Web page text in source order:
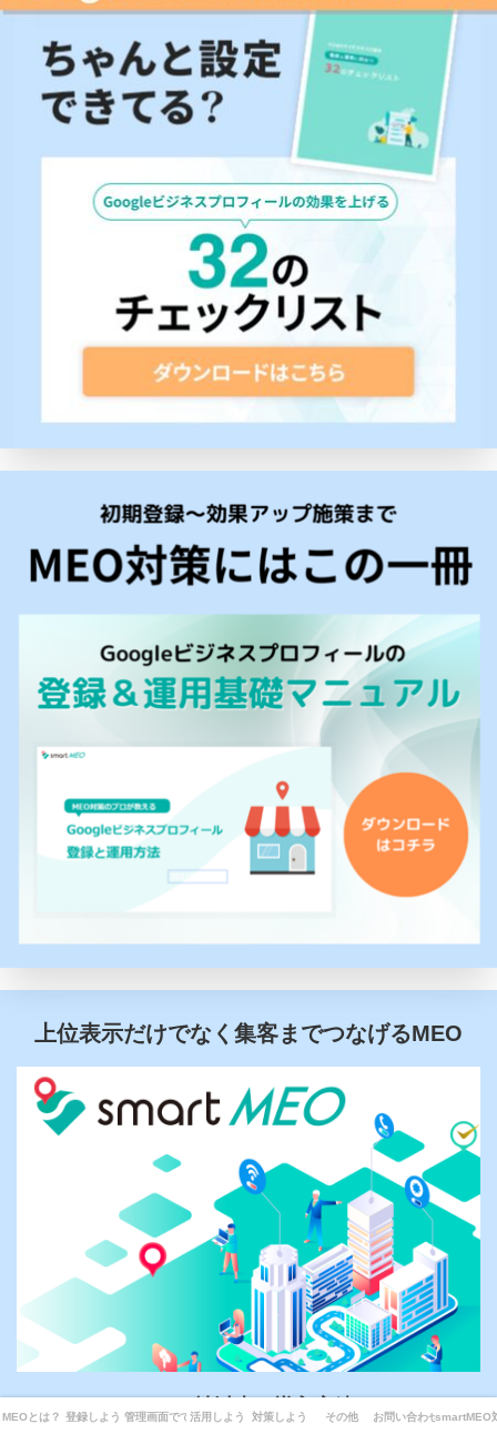
上位表示だけでなく集客までつなげるMEO
1,500社以上の導入実績
MEOとは？ 登録しよう 管理画面でできることは？
活用しよう 対策しよう その他 お問い合わせsmartMEO